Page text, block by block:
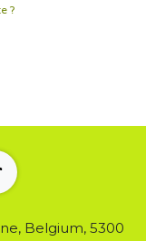
?
Belgium, 5300